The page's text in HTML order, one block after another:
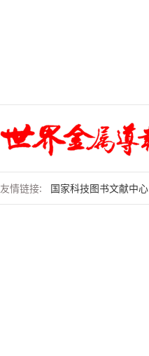
友情链接: 国家科技图书文献中心